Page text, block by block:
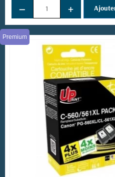
(3 avis)
− +
Premium